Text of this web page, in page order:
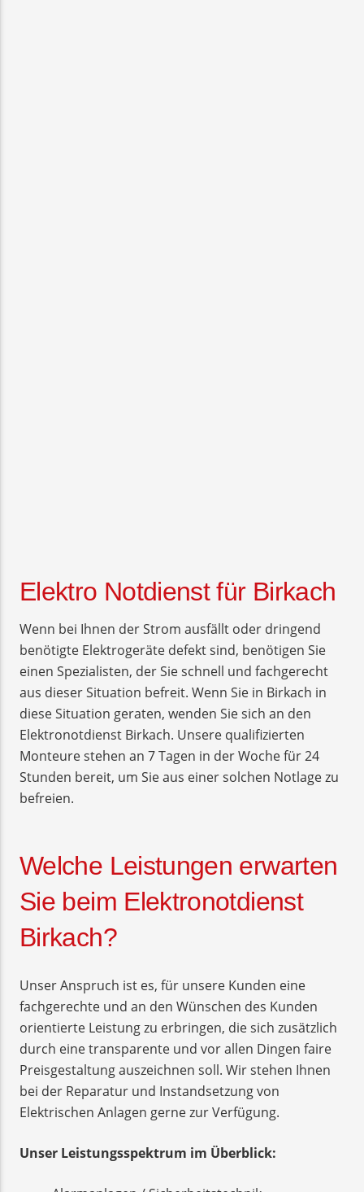
Elektro Notdienst für Birkach
Wenn bei Ihnen der Strom ausfällt oder dringend
benötigte Elektrogeräte defekt sind, benötigen Sie
einen Spezialisten, der Sie schnell und fachgerecht
aus dieser Situation befreit. Wenn Sie in Birkach in
diese Situation geraten, wenden Sie sich an den
Elektronotdienst Birkach. Unsere qualifizierten
Monteure stehen an 7 Tagen in der Woche für 24
Stunden bereit, um Sie aus einer solchen Notlage zu
befreien.
Welche Leistungen erwarten
Sie beim Elektronotdienst
Birkach?
Unser Anspruch ist es, für unsere Kunden eine
fachgerechte und an den Wünschen des Kunden
orientierte Leistung zu erbringen, die sich zusätzlich
durch eine transparente und vor allen Dingen faire
Preisgestaltung auszeichnen soll. Wir stehen Ihnen
bei der Reparatur und Instandsetzung von
Elektrischen Anlagen gerne zur Verfügung.
Unser Leistungsspektrum im Überblick: